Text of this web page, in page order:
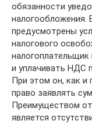
обязанности
налогообложения.
предусмотрены
налогового
и уплачивать НДС
При этом он, как и
право заявлять
Преимуществом
является